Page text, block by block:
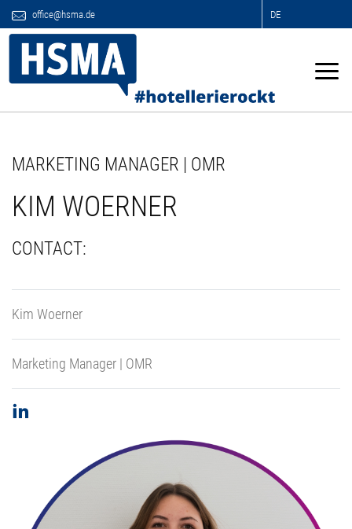
office@hsma.de DE
MARKETING MANAGER | OMR
KIM WOERNER
CONTACT:
Kim Woerner
Marketing Manager | OMR